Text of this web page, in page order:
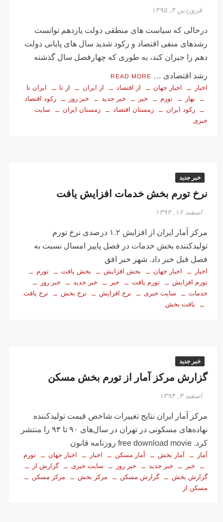
فروردین ۴, ۱۳۹۵
درحالی که سیاست های منطقی دولت یازدهم توانست
رشدهای منفی اقتصاد و رکود شدید سال های پایانی دولت
دهم را جبران کند، به طوری که چهارفصل سال گذشته
رشد اقتصادی … READ MORE
اخبار اخبار جهان از اقتصاد از ایران از تا
ایران تا
بهار
تورم خبر خبر جدید خبر روز
رکود اقتصاد
رکود ایران
زمستان اقتصاد زمستان ایران
سایت
خبری
خبر جدید
نرخ تورم بخش خدمات افزایش یافت
اسفند ۱۶, ۱۳۹۴
مرکز آمار ایران از افزایش ۱.۲ درصدی نرخ تورم
تولیدکننده بخش خدمات در فصل پاییز امسال نسبت به
فصل قبل خبر داد. شهر خبر افق
اخبار اخبار جهان بخش افزایش بخش یافت
تورم
تورم افزایش
تورم یافت خبر خبر جدید
خبر روز
خدمات
سایت خبری نرخ افزایش نرخ بخش
نرخ یافت
یافت بخش
خبر جدید
گزارش مرکز آمار از تورم بخش مسکن
اسفند ۳, ۱۳۹۴
مرکز آمار ایران نتایج تغییرات شاخص قیمت تولیدکننده
نهاده‌های مسکونی در تهران در سال‌های ۹۰ تا ۹۳ را منتشر
کرد. free download movie روزنامه قانون
آمار آمار بخش آمار مسکن اخبار اخبار جهان
تورم
خبر
خبر جدید خبر روز سایت خبری
گزارش از
گزارش بخش
گزارش مسکن مرکز بخش
مرکز مسکن
مسکن از